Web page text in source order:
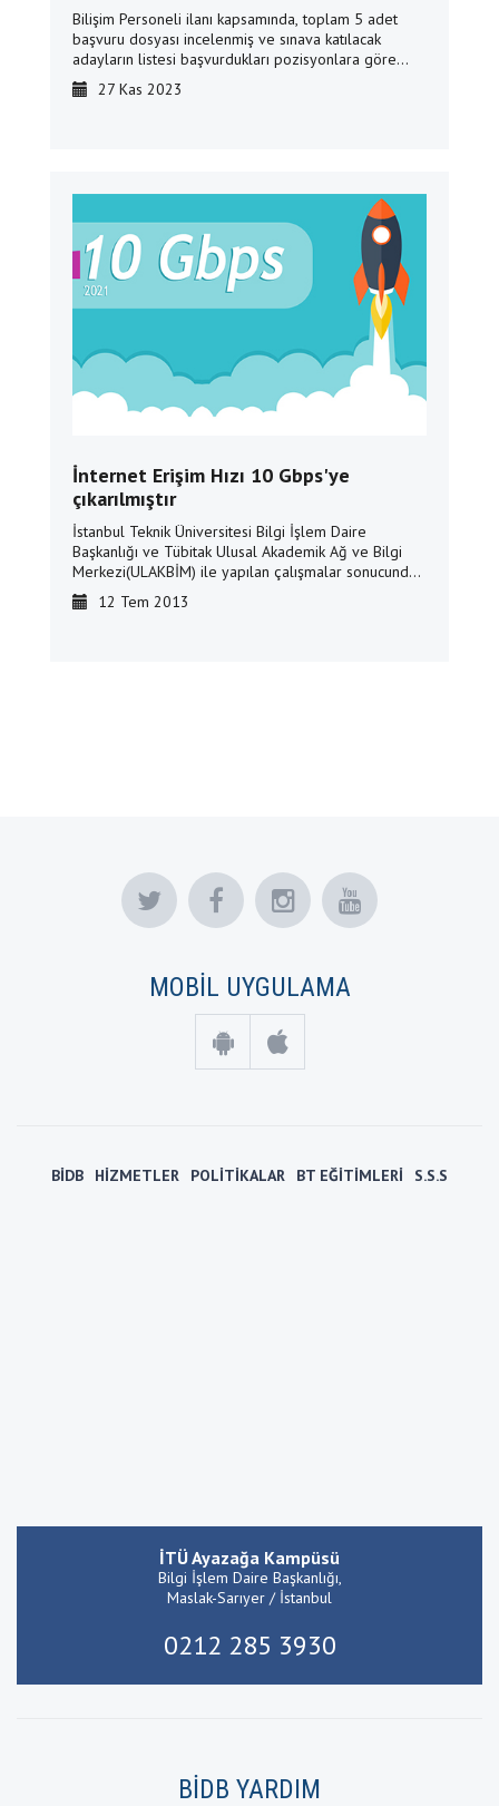
Bilişim Personeli ilanı kapsamında, toplam 5 adet
başvuru dosyası incelenmiş ve sınava katılacak
adayların listesi başvurdukları pozisyonlara göre
listelenerek aşağıda belirtilmiştir.
27 Kas 2023
İnternet Erişim Hızı 10 Gbps'ye
çıkarılmıştır
İstanbul Teknik Üniversitesi Bilgi İşlem Daire
Başkanlığı ve Tübitak Ulusal Akademik Ağ ve Bilgi
Merkezi(ULAKBİM) ile yapılan çalışmalar sonucunda
İTÜNET internet erişim hızı 5 bps hızından 10 Gbps
hızına çıkartılmıştır.
12 Tem 2013
MOBİL UYGULAMA
BİDB HİZMETLER POLİTİKALAR BT EĞİTİMLERİ S.S.S
İTÜ Ayazağa Kampüsü
Bilgi İşlem Daire Başkanlığı,
Maslak-Sarıyer / İstanbul
0212 285 3930
BİDB YARDIM